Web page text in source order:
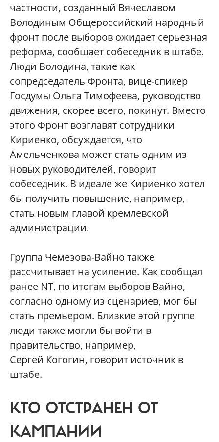
частности, созданный Вячеславом
Володиным Общероссийский народный
фронт после выборов ожидает серьезная
реформа, cообщает собеседник в штабе.
Люди Володина, такие как
сопредседатель Фронта, вице-спикер
Госдумы Ольга Тимофеева, руководство
движения, скорее всего, покинут. Вместо
этого Фронт возглавят сотрудники
Кириенко, обсуждается, что
Амельченкова может стать одним из
новых руководителей, говорит
собеседник. В идеале же Кириенко хотел
бы получить повышение, например,
стать новым главой кремлевской
администрации.
Группа Чемезова-Вайно также
рассчитывает на усиление. Как сообщал
ранее NT, по итогам выборов Вайно,
согласно одному из сценариев, мог бы
стать премьером. Близкие этой группе
люди также могли бы войти в
правительство, например,
Сергей Когогин, говорит источник в
штабе.
КТО ОТСТРАНЕН ОТ
КАМПАНИИ